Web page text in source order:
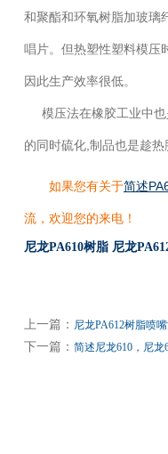
和聚酯和环氧树脂加玻璃
唱片。但热塑性塑料模压
因此生产效率很低。
模压法在橡胶工业中也
的同时硫化,制品也是趁
如果您有关于简述
流，欢迎您的来电！
尼龙PA610树脂 尼龙
上一篇： 尼龙PA612树脂喷
下一篇： 简述尼龙610，尼